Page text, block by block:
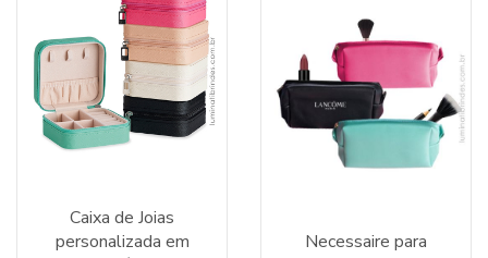
Caixa de Joias
personalizada em
Necessaire para